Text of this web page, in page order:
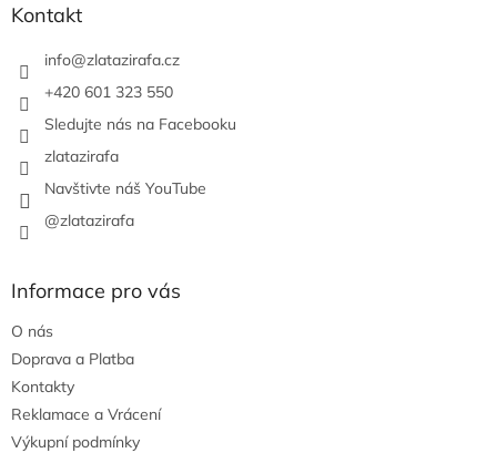
Kontakt
info@zlatazirafa.cz
+420 601 323 550
Sledujte nás na Facebooku
zlatazirafa
Navštivte náš YouTube
@zlatazirafa
Informace pro vás
O nás
Doprava a Platba
Kontakty
Reklamace a Vrácení
Výkupní podmínky